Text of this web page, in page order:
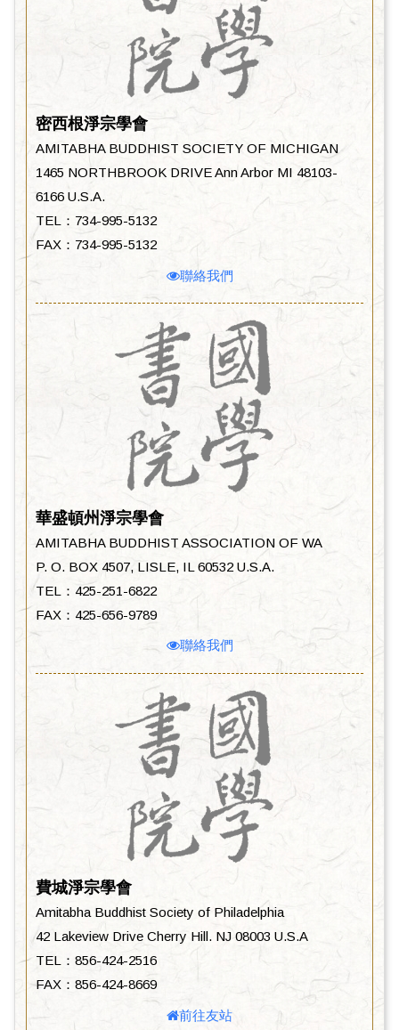
密西根淨宗學會
AMITABHA BUDDHIST SOCIETY OF MICHIGAN
1465 NORTHBROOK DRIVE Ann Arbor MI 48103-
6166 U.S.A.
TEL：734-995-5132
FAX：734-995-5132
聯絡我們
華盛頓州淨宗學會
AMITABHA BUDDHIST ASSOCIATION OF WA
P. O. BOX 4507, LISLE, IL 60532 U.S.A.
TEL：425-251-6822
FAX：425-656-9789
聯絡我們
費城淨宗學會
Amitabha Buddhist Society of Philadelphia
42 Lakeview Drive Cherry Hill. NJ 08003 U.S.A
TEL：856-424-2516
FAX：856-424-8669
前往友站